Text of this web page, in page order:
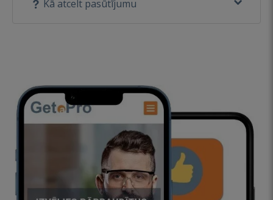
Kā atcelt pasūtījumu